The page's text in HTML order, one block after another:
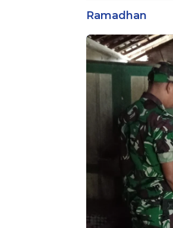
Ramadhan